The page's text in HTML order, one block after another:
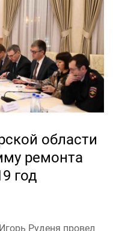
договора об
области
ремонта
год
Руденя провел